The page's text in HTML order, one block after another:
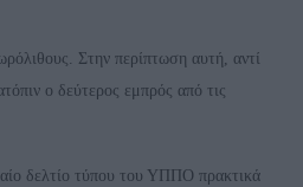
Στην περίπτωση αυτή, αντί
ο δεύτερος εμπρός από τις
δελτίο τύπου του ΥΠΠΟ πρακτικά